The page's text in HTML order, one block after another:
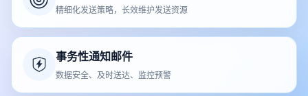
精细化发送策略，长效维护发送资源
事务性通知邮件
数据安全、及时送达、监控预警